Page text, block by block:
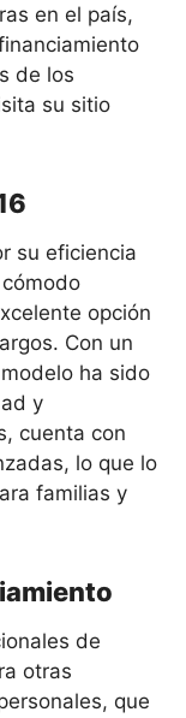
en el país,
de los
su sitio
su eficiencia
opción
Con un
ha sido
y
cuenta con
lo que lo
familias y
de
otras
que